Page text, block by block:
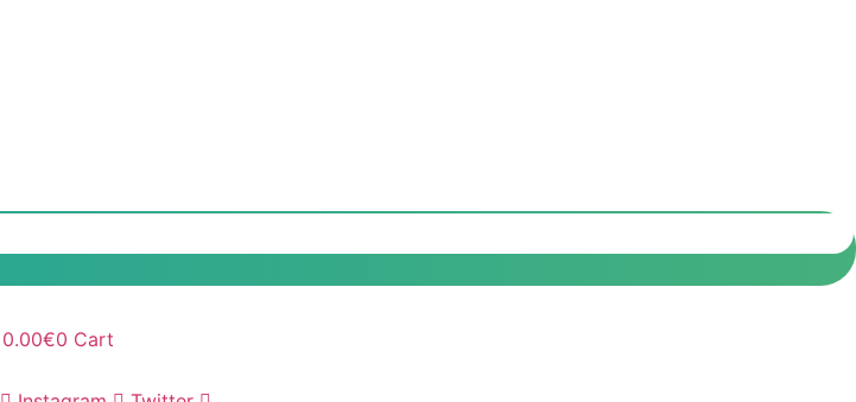
0.00€0 Cart